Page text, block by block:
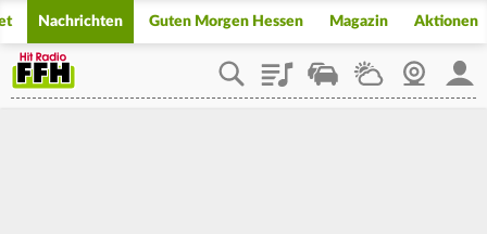
Nachrichten Guten Morgen Hessen Magazin Aktionen
PlaylistStaupilotWetterWebcam